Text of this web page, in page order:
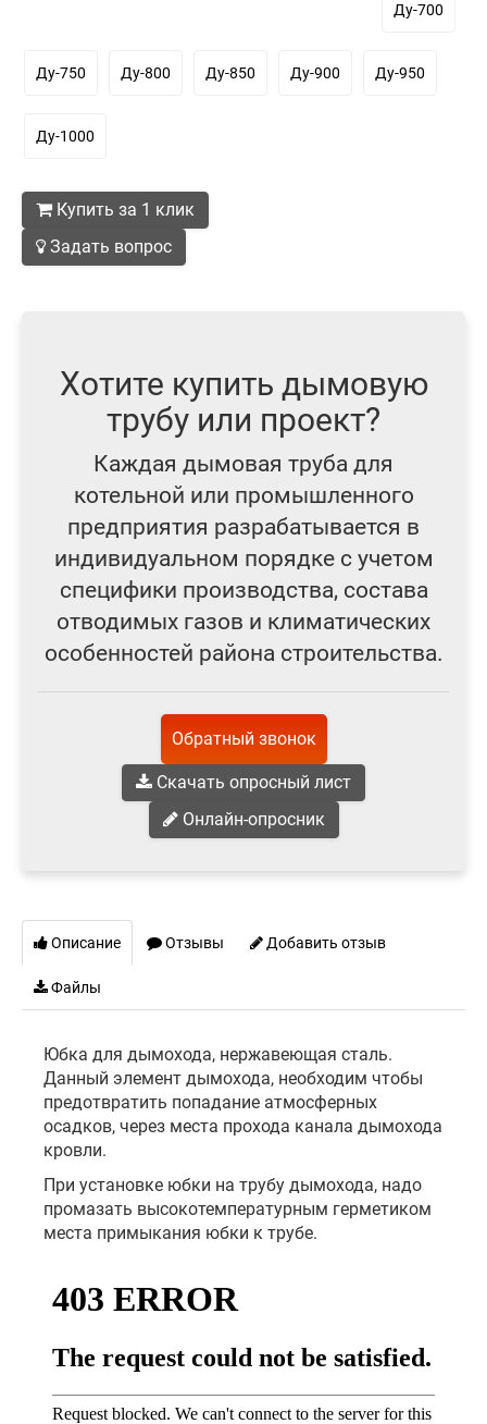
Ду-700
Ду-750 Ду-800 Ду-850 Ду-900 Ду-950
Ду-1000
Купить за 1 клик
Задать вопрос
Хотите купить дымовую
трубу или проект?
Каждая дымовая труба для
котельной или промышленного
предприятия разрабатывается в
индивидуальном порядке с учетом
специфики производства, состава
отводимых газов и климатических
особенностей района строительства.
Обратный звонок
Скачать опросный лист
Онлайн-опросник
Описание Отзывы Добавить отзыв
Файлы
Юбка для дымохода, нержавеющая сталь.
Данный элемент дымохода, необходим чтобы
предотвратить попадание атмосферных
осадков, через места прохода канала дымохода
кровли.
При установке юбки на трубу дымохода, надо
промазать высокотемпературным герметиком
места примыкания юбки к трубе.